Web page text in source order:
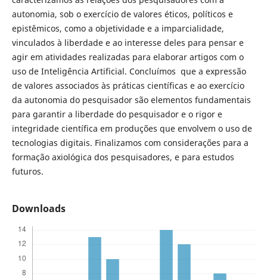
autonomia, sob o exercício de valores éticos, políticos e
epistêmicos, como a objetividade e a imparcialidade,
vinculados à liberdade e ao interesse deles para pensar e
agir em atividades realizadas para elaborar artigos com o
uso de Inteligência Artificial. Concluímos que a expressão
de valores associados às práticas científicas e ao exercício
da autonomia do pesquisador são elementos fundamentais
para garantir a liberdade do pesquisador e o rigor e
integridade científica em produções que envolvem o uso de
tecnologias digitais. Finalizamos com considerações para a
formação axiológica dos pesquisadores, e para estudos
futuros.
Downloads